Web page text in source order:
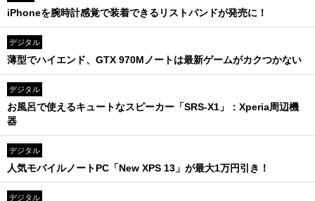
iPhoneを腕時計感覚で装着できるリストバンドが発売に！
デジタル
薄型でハイエンド、GTX 970Mノートは最新ゲームがカクつかない
デジタル
お風呂で使えるキュートなスピーカー「SRS-X1」：Xperia周辺機
器
デジタル
人気モバイルノートPC「New XPS 13」が最大1万円引き！
デジタル